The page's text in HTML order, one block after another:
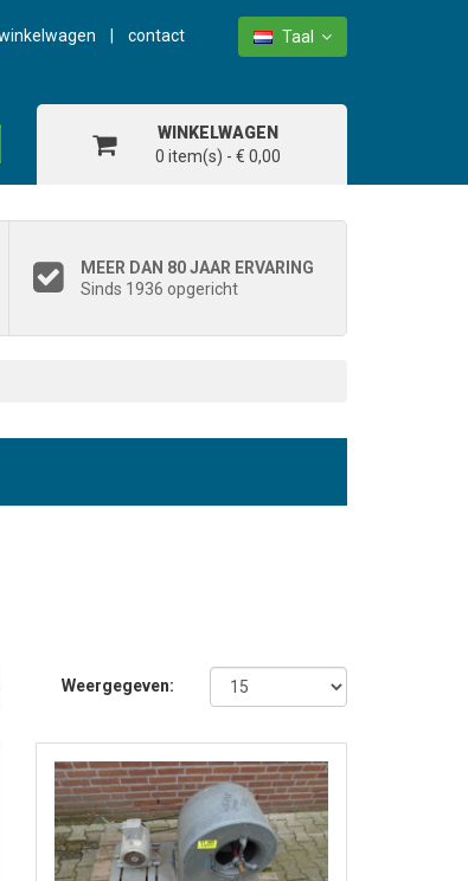
contact Taal
WINKELWAGEN
0 item(s) - € 0,00
MEER DAN 80 JAAR ERVARING
Sinds 1936 opgericht
Weergegeven: